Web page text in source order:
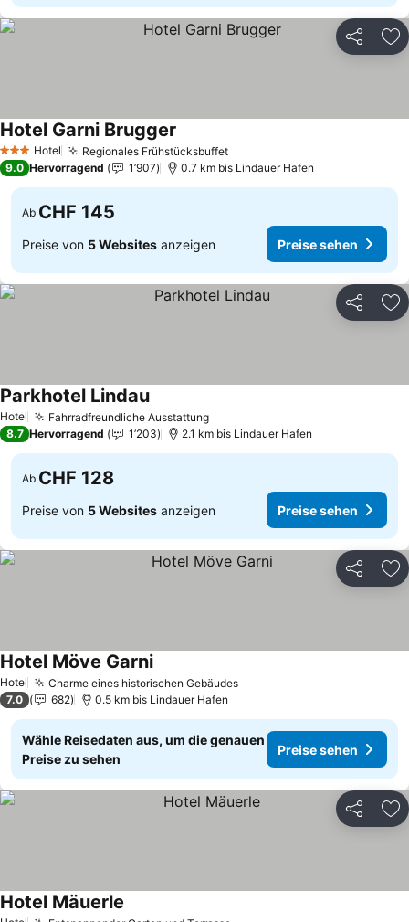
Teilen
3 SterneHotel Regionales FrühstücksbuffetPreise sehen
Hotel Garni Brugger
9.0 Hervorragend 1’907 0.7 km bis Lindauer Hafen
Ab CHF 145
Preise von 5 Websites anzeigen Preise sehen
Teilen
Hotel Fahrradfreundliche AusstattungPreise sehen
Parkhotel LindauPreise sehen
8.7 Hervorragend 1’203 2.1 km bis Lindauer Hafen
Ab CHF 128
Preise von 5 Websites anzeigen Preise sehen
Teilen
Hotel Charme eines historischen GebäudesPreise sehen
Hotel Möve GarniPreise sehen
7.0 682 0.5 km bis Lindauer Hafen
Wähle Reisedaten aus, um die genauen
Preise zu sehen
Preise sehen
Teilen
Hotel Mäuerle